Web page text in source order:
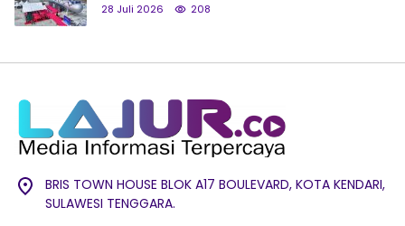
28 Juli 2026 208
BRIS TOWN HOUSE BLOK A17 BOULEVARD, KOTA KENDARI,
SULAWESI TENGGARA.